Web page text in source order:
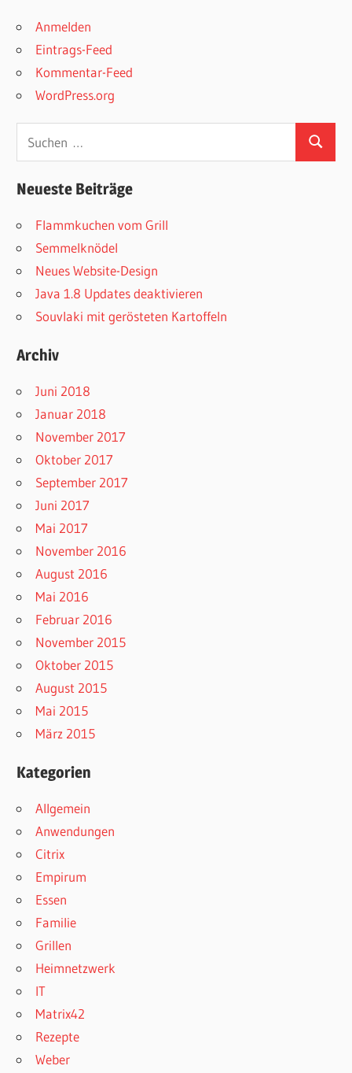
Anmelden
Eintrags-Feed
Kommentar-Feed
WordPress.org
Suchen
Neueste Beiträge
Flammkuchen vom Grill
Semmelknödel
Neues Website-Design
Java 1.8 Updates deaktivieren
Souvlaki mit gerösteten Kartoffeln
Archiv
Juni 2018
Januar 2018
November 2017
Oktober 2017
September 2017
Juni 2017
Mai 2017
November 2016
August 2016
Mai 2016
Februar 2016
November 2015
Oktober 2015
August 2015
Mai 2015
März 2015
Kategorien
Allgemein
Anwendungen
Citrix
Empirum
Essen
Familie
Grillen
Heimnetzwerk
IT
Matrix42
Rezepte
Weber